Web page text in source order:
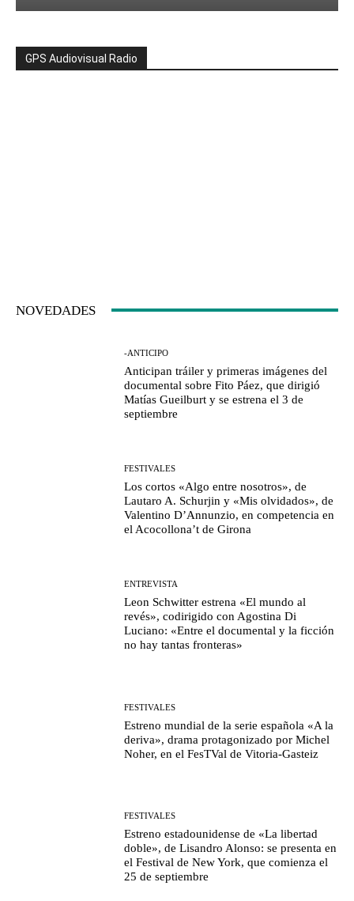
GPS Audiovisual Radio
NOVEDADES
-ANTICIPO
Anticipan tráiler y primeras imágenes del
documental sobre Fito Páez, que dirigió
Matías Gueilburt y se estrena el 3 de
septiembre
FESTIVALES
Los cortos «Algo entre nosotros», de
Lautaro A. Schurjin y «Mis olvidados», de
Valentino D’Annunzio, en competencia en
el Acocollona’t de Girona
ENTREVISTA
Leon Schwitter estrena «El mundo al
revés», codirigido con Agostina Di
Luciano: «Entre el documental y la ficción
no hay tantas fronteras»
FESTIVALES
Estreno mundial de la serie española «A la
deriva», drama protagonizado por Michel
Noher, en el FesTVal de Vitoria-Gasteiz
FESTIVALES
Estreno estadounidense de «La libertad
doble», de Lisandro Alonso: se presenta en
el Festival de New York, que comienza el
25 de septiembre